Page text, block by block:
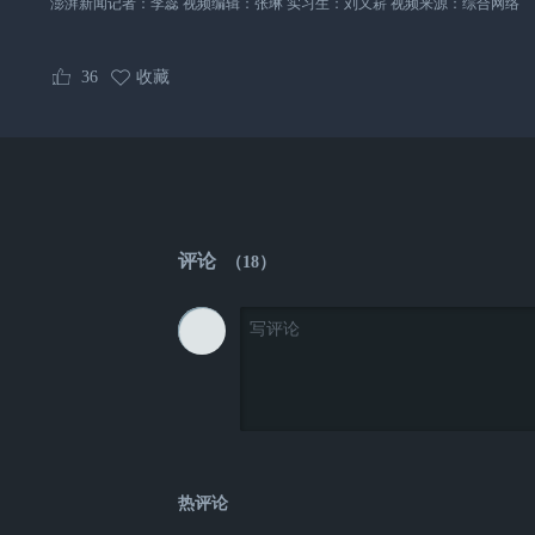
澎湃新闻记者：李蕊 视频编辑：张琳 实习生：刘又菥 视频来源：综合网络
36 收藏
评论 （18）
热评论